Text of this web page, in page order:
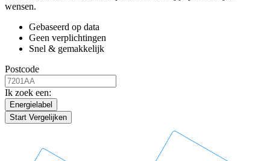
wensen.
Gebaseerd op data
Geen verplichtingen
Snel & gemakkelijk
Postcode
Ik zoek een:
Energielabel
Start Vergelijken